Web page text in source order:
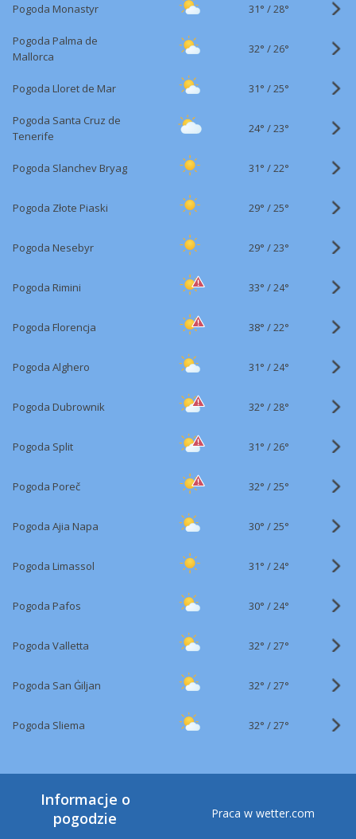
Pogoda Monastyr 31° /28°
Pogoda Palma de
Mallorca
32° /26°
Pogoda Lloret de Mar 31° /25°
Pogoda Santa Cruz de
Tenerife
24° /23°
Pogoda Slanchev Bryag 31° /22°
Pogoda Złote Piaski 29° /25°
Pogoda Nesebyr 29° /23°
Pogoda Rimini 33° /24°
Pogoda Florencja 38° /22°
Pogoda Alghero 31° /24°
Pogoda Dubrownik 32° /28°
Pogoda Split 31° /26°
Pogoda Poreč 32° /25°
Pogoda Ajia Napa 30° /25°
Pogoda Limassol 31° /24°
Pogoda Pafos 30° /24°
Pogoda Valletta 32° /27°
Pogoda San Ġiljan 32° /27°
Pogoda Sliema 32° /27°
Informacje o
pogodzie
Praca w wetter.com